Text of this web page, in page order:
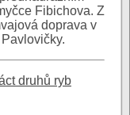
Fibichova. Z
doprava v
druhů ryb